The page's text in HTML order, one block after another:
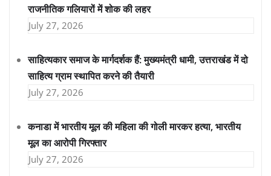
राजनीतिक गलियारों में शोक की लहर
July 27, 2026
साहित्यकार समाज के मार्गदर्शक हैं: मुख्यमंत्री धामी, उत्तराखंड में दो
साहित्य ग्राम स्थापित करने की तैयारी
July 27, 2026
कनाडा में भारतीय मूल की महिला की गोली मारकर हत्या, भारतीय
मूल का आरोपी गिरफ्तार
July 27, 2026